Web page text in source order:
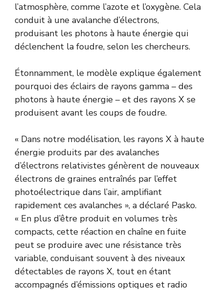
l’atmosphère, comme l’azote et l’oxygène. Cela
conduit à une avalanche d’électrons,
produisant les photons à haute énergie qui
déclenchent la foudre, selon les chercheurs.
Étonnamment, le modèle explique également
pourquoi des éclairs de rayons gamma – des
photons à haute énergie – et des rayons X se
produisent avant les coups de foudre.
« Dans notre modélisation, les rayons X à haute
énergie produits par des avalanches
d’électrons relativistes génèrent de nouveaux
électrons de graines entraînés par l’effet
photoélectrique dans l’air, amplifiant
rapidement ces avalanches », a déclaré Pasko.
« En plus d’être produit en volumes très
compacts, cette réaction en chaîne en fuite
peut se produire avec une résistance très
variable, conduisant souvent à des niveaux
détectables de rayons X, tout en étant
accompagnés d’émissions optiques et radio